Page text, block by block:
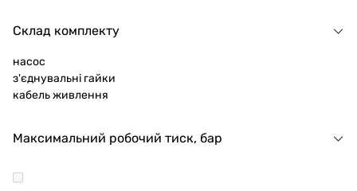
Склад комплекту
насос
з'єднувальні гайки
кабель живлення
Максимальний робочий тиск, бар